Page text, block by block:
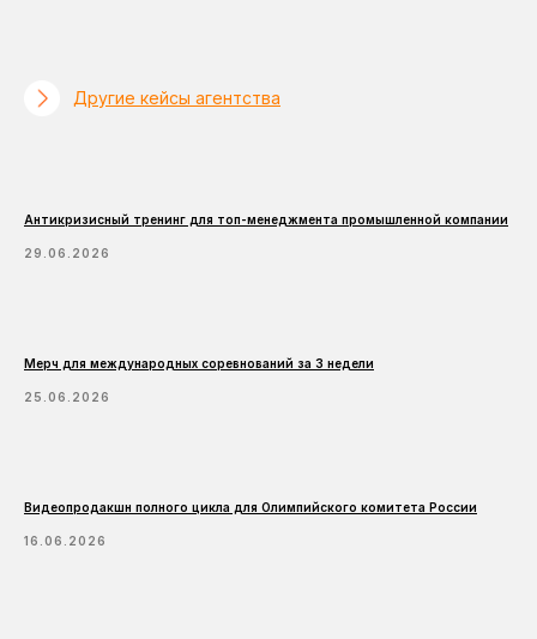
Другие кейсы агентства
ПРОМЫШЛЕННОСТЬ
Антикризисный тренинг для топ-менеджмента промышленной компании
29.06.2026
СПОРТ & ФИТНЕС
Мерч для международных соревнований за 3 недели
25.06.2026
ДРУГОЕ
Видеопродакшн полного цикла для Олимпийского комитета России
16.06.2026